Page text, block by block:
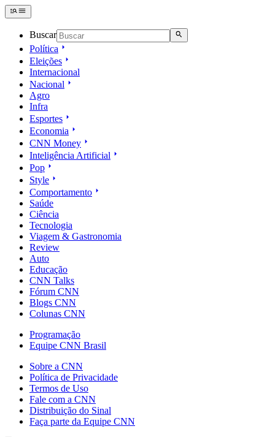
Buscar
Política
Eleições
Internacional
Nacional
Agro
Infra
Esportes
Economia
CNN Money
Inteligência Artificial
Pop
Style
Comportamento
Saúde
Ciência
Tecnologia
Viagem & Gastronomia
Review
Auto
Educação
CNN Talks
Fórum CNN
Blogs CNN
Colunas CNN
Programação
Equipe CNN Brasil
Sobre a CNN
Política de Privacidade
Termos de Uso
Fale com a CNN
Distribuição do Sinal
Faça parte da Equipe CNN